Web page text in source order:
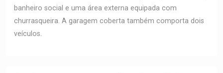
banheiro social e uma área externa equipada com
churrasqueira. A garagem coberta também comporta dois
veículos.